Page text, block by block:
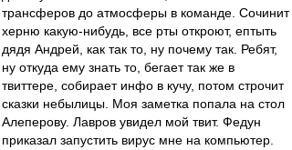
трансферов до атмосферы в команде. Сочинит
херню какую-нибудь, все рты откроют, ептыть
дядя Андрей, как так то, ну почему так. Ребят,
ну откуда ему знать то, бегает так же в
твиттере, собирает инфо в кучу, потом строчит
сказки небылицы. Моя заметка попала на стол
Алеперову. Лавров увидел мой твит. Федун
приказал запустить вирус мне на компьютер.